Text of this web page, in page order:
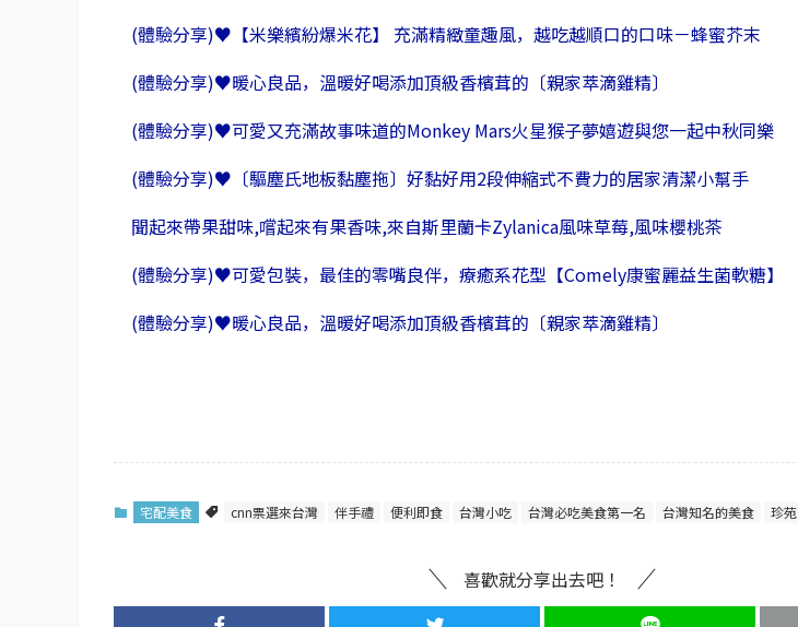
(體驗分享)♥【米樂繽紛爆米花】 充滿精緻童趣風，越吃越順口的口味－蜂蜜芥末
(體驗分享)♥暖心良品，溫暖好喝添加頂級香檳茸的〔親家萃滴雞精〕
(體驗分享)♥可愛又充滿故事味道的Monkey Mars火星猴子夢嬉遊與您一起中秋同樂
(體驗分享)♥〔驅塵氏地板黏塵拖〕好黏好用2段伸縮式不費力的居家清潔小幫手
聞起來帶果甜味,嚐起來有果香味,來自斯里蘭卡Zylanica風味草莓,風味櫻桃茶
(體驗分享)♥可愛包裝，最佳的零嘴良伴，療癒系花型【Comely康蜜麗益生菌軟糖】
(體驗分享)♥暖心良品，溫暖好喝添加頂級香檳茸的〔親家萃滴雞精〕
宅配美食 cnn票選來台灣 伴手禮 便利即食 台灣小吃 台灣必吃美食第一名 台灣知名的美食 珍苑
喜歡就分享出去吧！